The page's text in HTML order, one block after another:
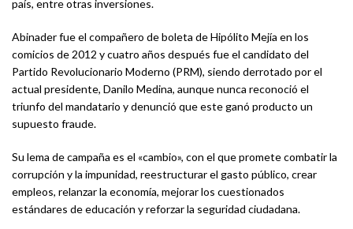
país, entre otras inversiones.
Abinader fue el compañero de boleta de Hipólito Mejía en los
comicios de 2012 y cuatro años después fue el candidato del
Partido Revolucionario Moderno (PRM), siendo derrotado por el
actual presidente, Danilo Medina, aunque nunca reconoció el
triunfo del mandatario y denunció que este ganó producto un
supuesto fraude.
Su lema de campaña es el «cambio», con el que promete combatir la
corrupción y la impunidad, reestructurar el gasto público, crear
empleos, relanzar la economía, mejorar los cuestionados
estándares de educación y reforzar la seguridad ciudadana.